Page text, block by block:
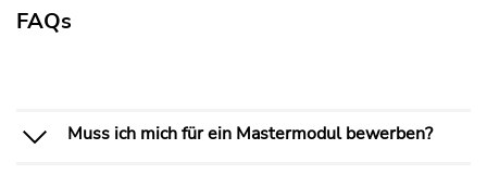
FAQs
Muss ich mich für ein Mastermodul bewerben?